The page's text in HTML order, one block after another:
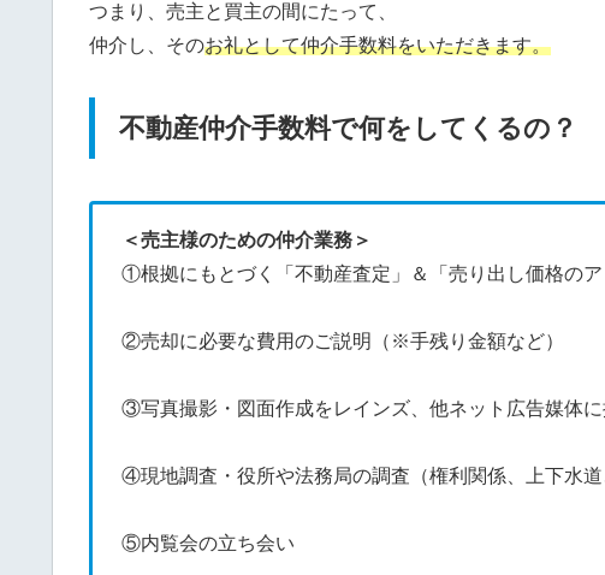
つまり、売主と買主の間にたって、
仲介し、そのお礼として仲介手数料をいただきます。
不動産仲介手数料で何をしてくるの？
＜売主様のための仲介業務＞
①根拠にもとづく「不動産査定」＆「売り出し価格のア
②売却に必要な費用のご説明（※手残り金額など）
③写真撮影・図面作成をレインズ、他ネット広告媒体
④現地調査・役所や法務局の調査（権利関係、上下水
⑤内覧会の立ち会い